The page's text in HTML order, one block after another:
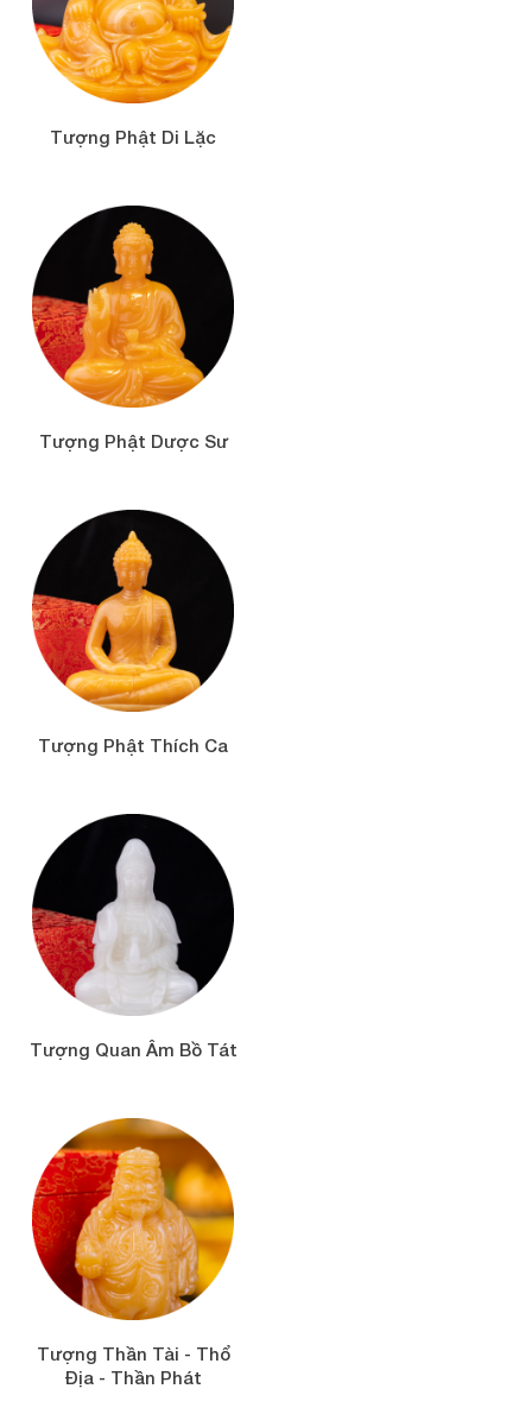
Tượng Phật Di Lặc
Tượng Phật Dược Sư
Tượng Phật Thích Ca
Tượng Quan Âm Bồ Tát
Tượng Thần Tài - Thổ
Địa - Thần Phát